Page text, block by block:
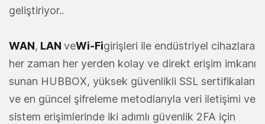
geliştiriyor..
WAN, LAN veWi-Figirişleri ile endüstriyel cihazlara
her zaman her yerden kolay ve direkt erişim imkanı
sunan HUBBOX, yüksek güvenlikli SSL sertifikaları
ve en güncel şifreleme metodlarıyla veri iletişimi ve
sistem erişimlerinde iki adımlı güvenlik 2FA için